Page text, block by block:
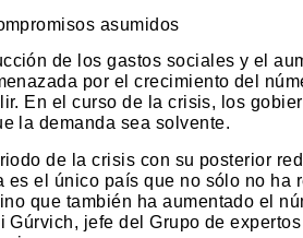
asumidos
de los gastos sociales y el
por el crecimiento del
En el curso de la crisis, los
la demanda sea solvente.
de la crisis con su posterior
el único país que no sólo no ha
que también ha aumentado el
Gúrvich, jefe del Grupo de